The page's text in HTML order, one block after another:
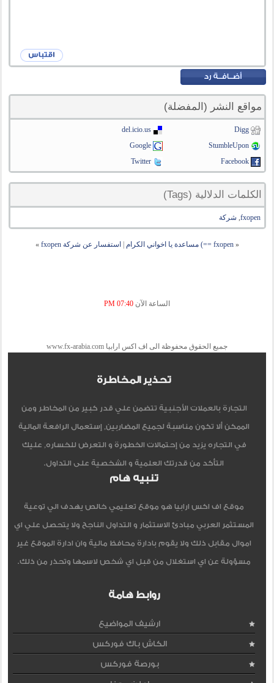
مواقع النشر (المفضلة)
Digg
del.icio.us
StumbleUpon
Google
Facebook
Twitter
الكلمات الدلالية (Tags)
fxopen
, شركة
« fxopen ==) مساعدة يا اخواني الكرام استفسار عن شركة fxopen »
الساعة الآن 07:40 PM
جميع الحقوق محفوظة الى اف اكس ارابيا www.fx-arabia.com
تحذير المخاطرة
التجارة بالعملات الأجنبية تتضمن علي قدر كبير من المخاطر ومن
الممكن ألا تكون مناسبة لجميع المضاربين, إستعمال الرافعة المالية
في التجاره يزيد من إحتمالات الخطورة و التعرض للخساره, عليك
التأكد من قدرتك العلمية و الشخصية على التداول.
تنبيه هام
موقع اف اكس ارابيا هو موقع تعليمي خالص يهدف الي توعية
المستثمر العربي مبادئ الاستثمار و التداول الناجح ولا يتحصل علي اي
اموال مقابل ذلك ولا يقوم بادارة محافظ مالية وان ادارة الموقع غير
مسؤولة عن اي استغلال من قبل اي شخص لاسمها وتحذر من ذلك.
روابط هامة
ارشيف المواضيع
الكاش باك فوركس
بورصة فوركس